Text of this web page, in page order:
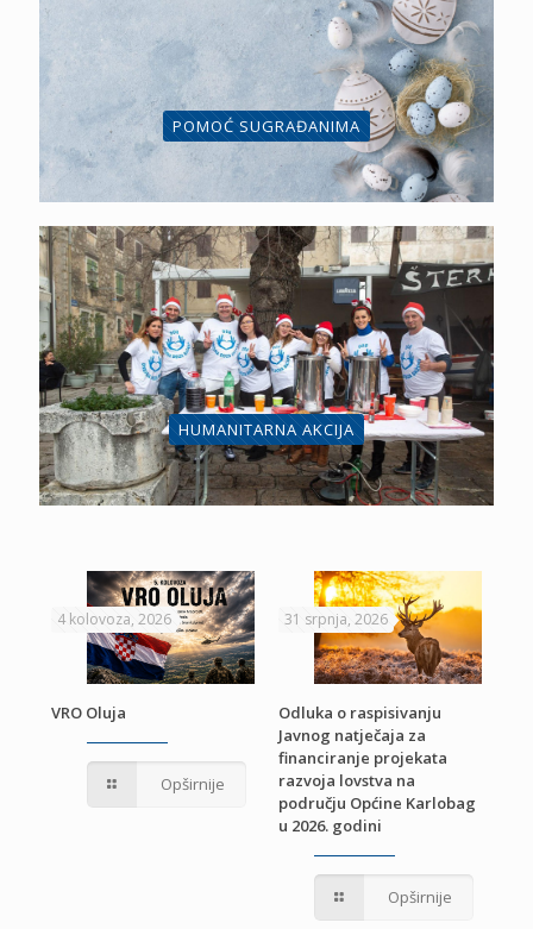
POMOĆ SUGRAĐANIMA
HUMANITARNA AKCIJA
4 kolovoza, 2026
VRO Oluja
Opširnije
31 srpnja, 2026
Odluka o raspisivanju
Javnog natječaja za
financiranje projekata
razvoja lovstva na
području Općine Karlobag
u 2026. godini
Opširnije